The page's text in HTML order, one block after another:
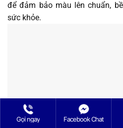
để đảm bảo màu lên chuẩn,
sức khỏe.
Gọi ngay Facebook Chat